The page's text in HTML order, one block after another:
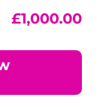
£1,000.00